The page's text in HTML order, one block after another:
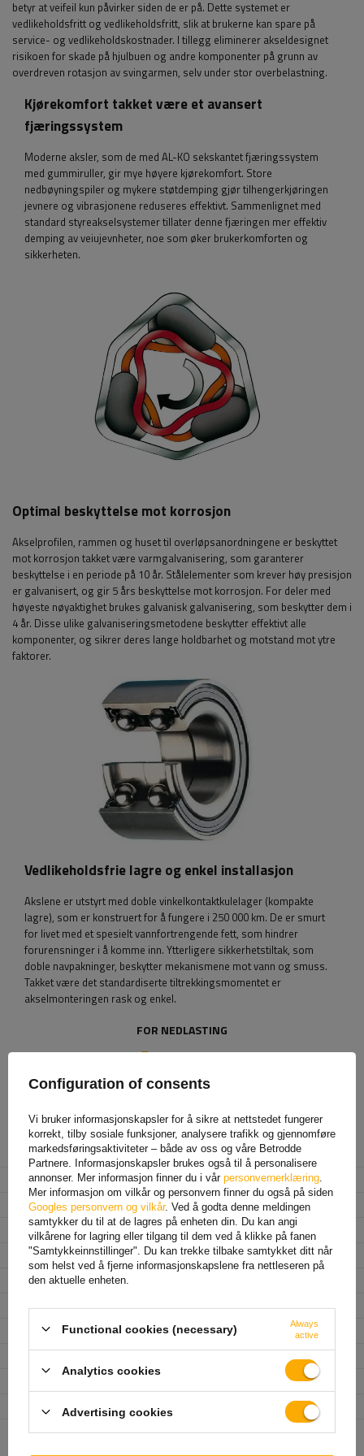
betyr at veifeil kun påvirker siden de er på. Dette systemet er
vedlikeholdsfritt og vedlikeholdsfritt, slik at brukerne kan spare på
service- og vedlikeholdskostnader. I tillegg eliminerer akseldesignet
risikoen for skade på hjulbuen og andre komponenter på grunn av
overdreven rotasjon av svingarmen, selv under stor overbelastning.
Kjørekomfort takket være et avansert
fjæringssystem
Moderne aksler, som de med AL-KO sekskantet fjæringssystem
med gummiruller, gir mye høyere kjørekomfort. Store
nedbøyningspiler og mykere støtdemping gjør tilhengerkjøringen
jevnere og vibrasjonene reduseres effektivt. Sammenlignet med
standard styreakselsystemer tillater denne fjæringen mer effektiv
demping av veiujevnheter, noe som øker brukerkomforten og
sikkerheten.
Optimal beskyttelse mot korrosjon
Akselprofilen, rammen og huset til overløpsanordningene er beskyttet
mot korrosjon takket være varmgalvanisering, som garanterer
beskyttelse i en periode på 10 år. Stålelementer som krever høy presisjon
er galvanisert, og gir 5 års beskyttelse mot korrosjon. For deler med
høyeste nøyaktighet brukes galvanisk galvanisering, som beskytter dem i
4 år. Disse ulike galvaniseringsmetodene beskytter effektivt alle
komponenter, og sikrer deres lange holdbarhet og motstand mot ytre
faktorer.
Vedlikeholdsfrie lagre og enkel installasjon
Akslene er utstyrt med doble vinkelkontaktkulelager (kompakte
lagre), som er konstruert for å fungere i 250 000 km. De er smurt
for livet med et spesielt vannfortrengende fett, som hindrer
forurensninger i å komme inn. Ytterligere sikkerhetstiltak, som
doble navpakninger, beskytter mekanismene mot vann og smuss.
Takket være det standardiserte tiltrekkingsmomentet er
akselmonteringen rask og enkel.
FOR NEDLASTING
Unbraked Axle
Produsent
AL-KO
Produktkode
UT002410
Type aksel
ubremset
Totalvekt på enkeltaksel
750 kg
Monteringsavstand
1230 mm
Nav-nav avstand
Hullavstand
4x100
Senterhullets diameter
min. 57 mm
Type oppheng
sekskantet med gummiruller
Lengde på akselens
145 mm
Configuration of consents
Vi bruker informasjonskapsler for å sikre at nettstedet fungerer
korrekt, tilby sosiale funksjoner, analysere trafikk og gjennomføre
markedsføringsaktiviteter – både av oss og våre Betrodde
Partnere. Informasjonskapsler brukes også til å personalisere
annonser. Mer informasjon finner du i vår personvernerklæring
Mer informasjon om vilkår og personvern finner du også på siden
Googles personvern og vilkår. Ved å godta denne meldingen
samtykker du til at de lagres på enheten din. Du kan angi
vilkårene for lagring eller tilgang til dem ved å klikke på fanen
"Samtykkeinnstillinger". Du kan trekke tilbake samtykket ditt når
som helst ved å fjerne informasjonskapslene fra nettleseren på
den aktuelle enheten.
Functional cookies (necessary)
Always
active
Analytics cookies
Advertising cookies